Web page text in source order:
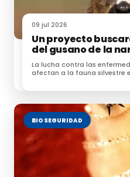
El uso de la vacuna, que
herramienta útil para
llegado a generalizarse,
mercado después de
de infestación del virus
Referencias:
ASAJA
Le
09 jul 2026
Un proyecto
del gusano de la
La lucha contra las
afectan a la fauna silvestre
BIOSEGURIDAD